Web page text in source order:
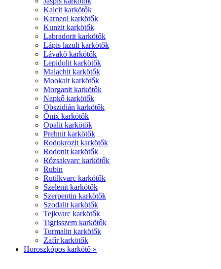
Kalcit karkötők
Karneol karkötők
Kunzit karkötők
Labradorit karkötők
Lápis lazuli karkötők
Lávakő karkötők
Lepidolit karkötők
Malachit karkötők
Mookait karkötők
Morganit karkötők
Napkő karkötők
Obszidián karkötők
Ónix karkötők
Opalit karkötők
Prehnit karkötők
Rodokrozit karkötők
Rodonit karkötők
Rózsakvarc karkötők
Rubin
Rutilkvarc karkötők
Szelenit karkötők
Szerpentin karkötők
Szodalit karkötők
Tejkvarc karkötők
Tigrisszem karkötők
Turmalin karkötők
Zafír karkötők
Horoszkópos karkötő »